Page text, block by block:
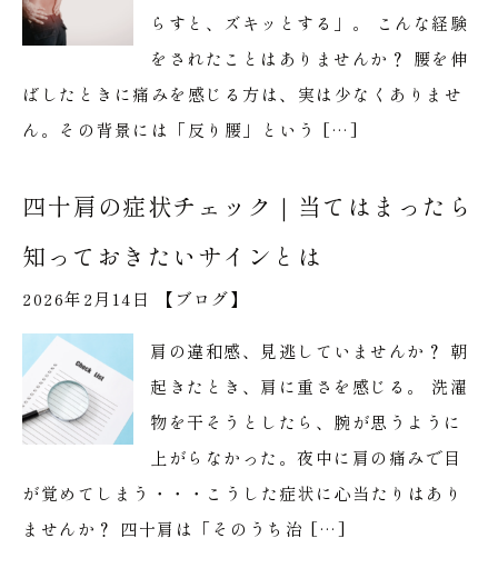
らすと、ズキッとする」。 こんな経験
をされたことはありませんか？ 腰を伸
ばしたときに痛みを感じる方は、実は少なくありませ
ん。その背景には「反り腰」という […]
四十肩の症状チェック｜当てはまったら
知っておきたいサインとは
2026年2月14日 【 ブログ】
肩の違和感、見逃していませんか？ 朝
起きたとき、肩に重さを感じる。 洗濯
物を干そうとしたら、腕が思うように
上がらなかった。夜中に肩の痛みで目
が覚めてしまう・・・こうした症状に心当たりはあり
ませんか？ 四十肩は「そのうち治 […]